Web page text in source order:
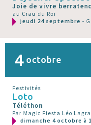
Joie de vivre
au Crau du Roi
jeudi 24 septembre -
4 octobre
Festivités
Loto
Téléthon
Par Magic Fiesta Léo
dimanche 4 octobre à